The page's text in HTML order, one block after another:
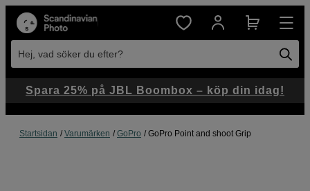
Hej, vad söker du efter?
Startsidan Varumärken GoPro GoPro Point and shoot Grip
Spara 25% på JBL Boombox – köp din idag!